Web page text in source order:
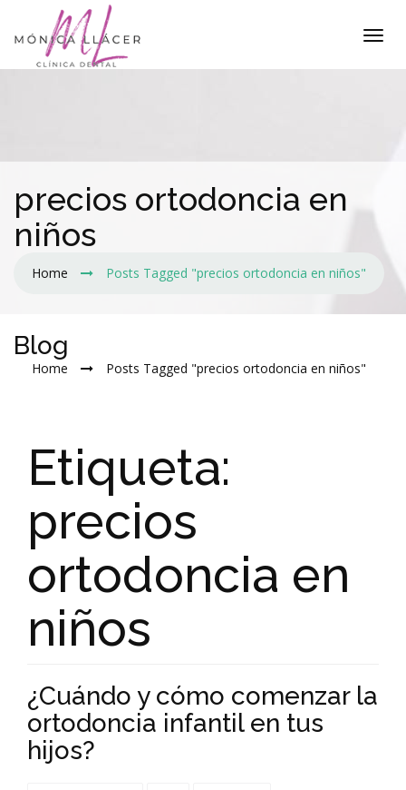
precios ortodoncia en
niños
Home Posts Tagged "precios ortodoncia en niños"
Blog
Home Posts Tagged "precios ortodoncia en niños"
Etiqueta:
precios
ortodoncia en
niños
¿Cuándo y cómo comenzar la
ortodoncia infantil en tus
hijos?